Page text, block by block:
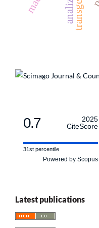
0.7
2025
CiteScore
31st percentile
Powered by Scopus
Latest publications